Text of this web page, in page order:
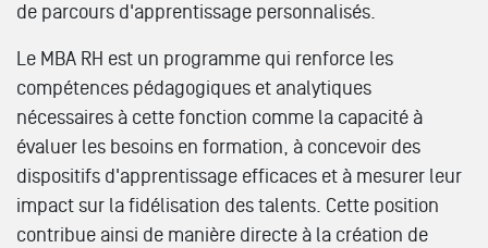
de parcours d'apprentissage personnalisés.
Le MBA RH est un programme qui renforce les
compétences pédagogiques et analytiques
nécessaires à cette fonction comme la capacité à
évaluer les besoins en formation, à concevoir des
dispositifs d'apprentissage efficaces et à mesurer leur
impact sur la fidélisation des talents. Cette position
contribue ainsi de manière directe à la création de